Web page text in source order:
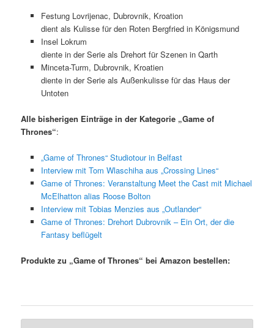
Festung Lovrijenac, Dubrovnik, Kroation
dient als Kulisse für den Roten Bergfried in Königsmund
Insel Lokrum
diente in der Serie als Drehort für Szenen in Qarth
Minceta-Turm, Dubrovnik, Kroatien
diente in der Serie als Außenkulisse für das Haus der
Untoten
Alle bisherigen Einträge in der Kategorie „Game of
Thrones“:
„Game of Thrones“ Studiotour in Belfast
Interview mit Tom Wlaschiha aus „Crossing Lines“
Game of Thrones: Veranstaltung Meet the Cast mit Michael
McElhatton alias Roose Bolton
Interview mit Tobias Menzies aus „Outlander“
Game of Thrones: Drehort Dubrovnik – Ein Ort, der die
Fantasy beflügelt
Produkte zu „Game of Thrones“ bei Amazon bestellen: